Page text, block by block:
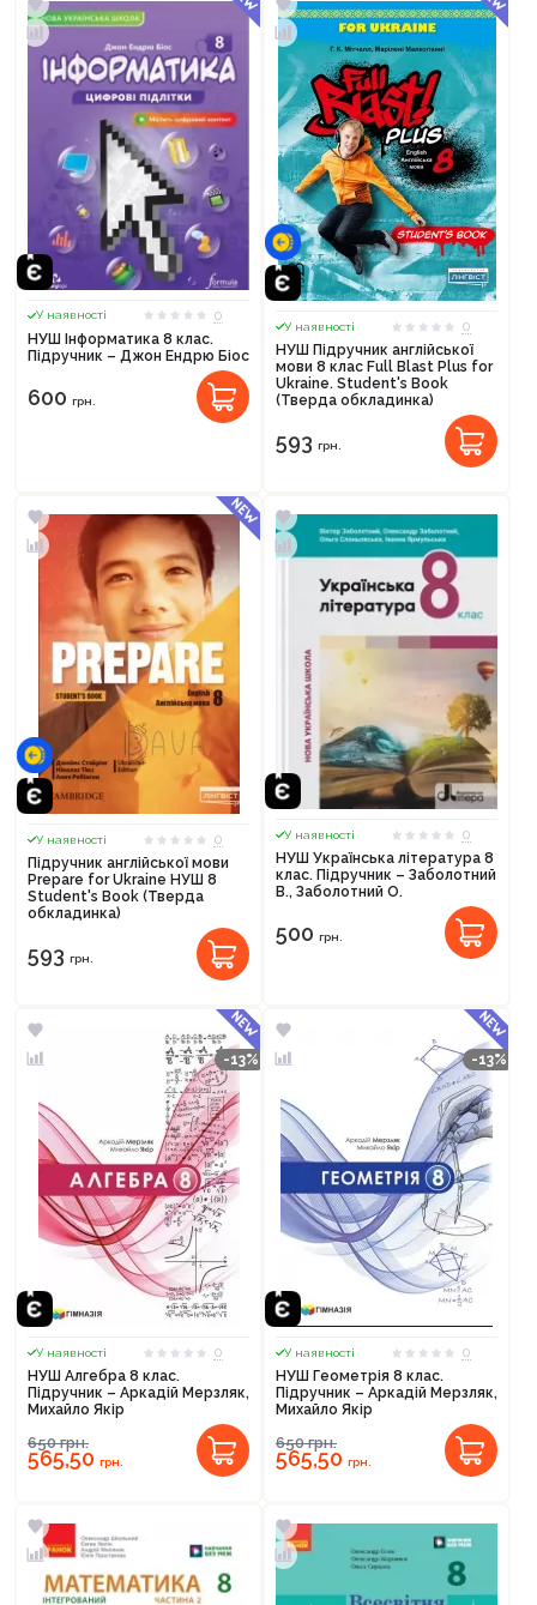
У наявності
0
НУШ Інформатика 8 клас.
Підручник – Джон Ендрю Біос
600 грн.
У наявності
0
НУШ Підручник англійської
мови 8 клас Full Blast Plus for
Ukraine. Student's Book
(Тверда обкладинка)
593 грн.
У наявності
0
Підручник англійської мови
Prepare for Ukraine НУШ 8
Student's Book (Тверда
обкладинка)
593 грн.
У наявності
0
НУШ Українська література 8
клас. Підручник – Заболотний
В., Заболотний О.
500 грн.
-13%
У наявності
0
НУШ Алгебра 8 клас.
Підручник – Аркадій Мерзляк,
Михайло Якір
650грн.
565,50 грн.
-13%
У наявності
0
НУШ Геометрія 8 клас.
Підручник – Аркадій Мерзляк,
Михайло Якір
650грн.
565,50 грн.